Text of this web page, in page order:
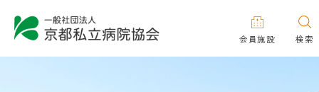
会員施設 検索